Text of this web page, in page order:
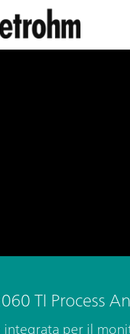
TI Process
integrata per il